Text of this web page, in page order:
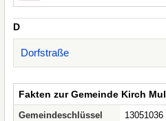
D
Dorfstraße
Fakten zur Gemeinde Kirch
Gemeindeschlüssel
13051036